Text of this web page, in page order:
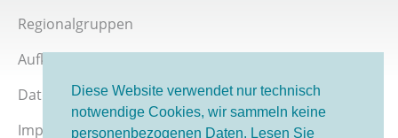
Diese Website verwendet nur technisch
notwendige Cookies, wir sammeln keine
personenbezogenen Daten. Lesen Sie
Regionalgruppen
Aufklärer werden
Datenschutz
Impressum